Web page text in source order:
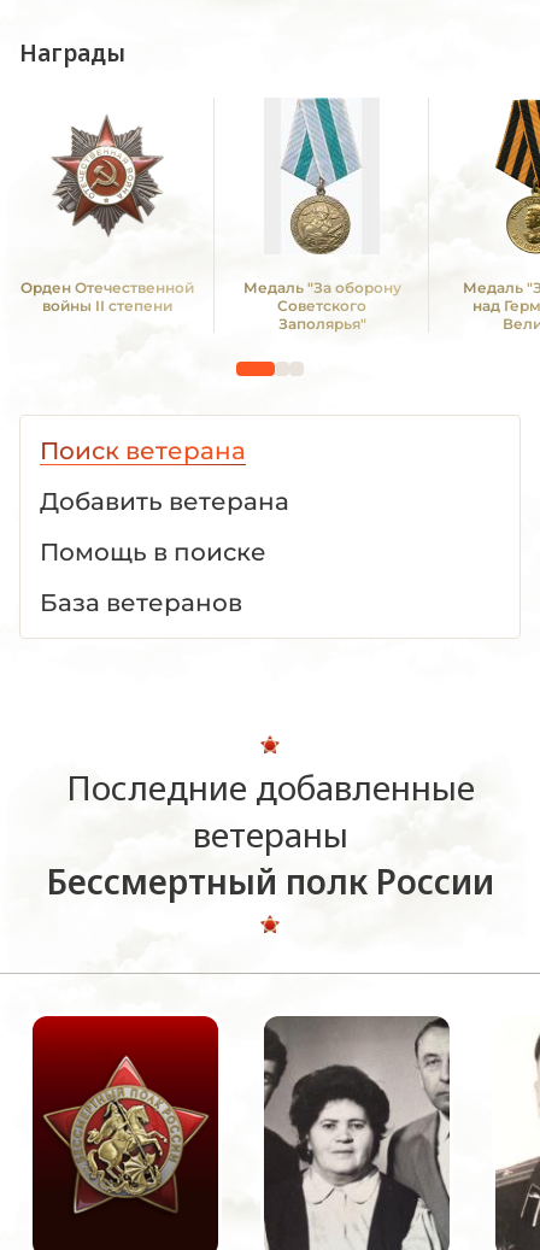
Награды
Орден Отечественной
войны II степени
Медаль "За оборону
Советского
Заполярья"
Медаль
над
Поиск ветерана
Добавить ветерана
Помощь в поиске
База ветеранов
Последние добавленные
ветераны
Бессмертный полк России